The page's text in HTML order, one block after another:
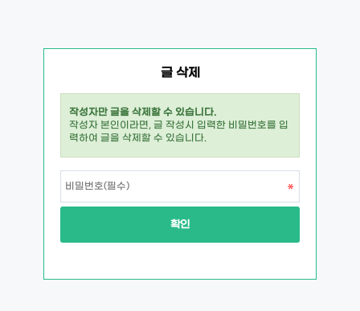
글 삭제
작성자만 글을 삭제할 수 있습니다.
작성자 본인이라면, 글 작성시 입력한 비밀번호를 입
력하여 글을 삭제할 수 있습니다.
확인